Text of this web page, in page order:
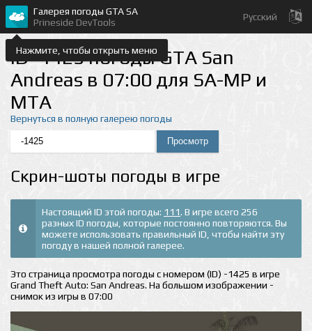
Нажмите, чтобы открыть меню
Галерея погоды GTA SA
Prineside DevTools
Русский
ID -1425 погоды GTA San
Andreas в 07:00 для SA-MP и
MTA
Вернуться в полную галерею погоды
Скрин-шоты погоды в игре
Настоящий ID этой погоды: 111. В игре всего 256
разных ID погоды, которые постоянно повторяются. Вы
можете использовать правильный ID, чтобы найти эту
погоду в нашей полной галерее.
Это страница просмотра погоды с номером (ID) -1425 в игре
Grand Theft Auto: San Andreas. На большом изображении -
снимок из игры в 07:00